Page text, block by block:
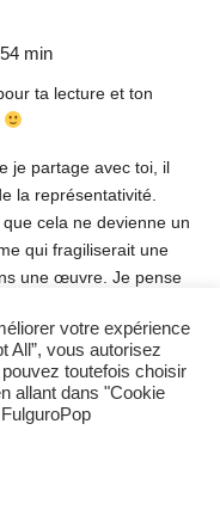
min
ta lecture et ton
je partage avec toi, il
la représentativité.
cela ne devienne un
qui fragiliserait une
une œuvre. Je pense
métissage culturel
très ouvert sur le
votre expérience
All”, vous autorisez
toutefois choisir
allant dans "Cookie